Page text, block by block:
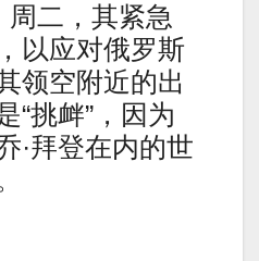
周二，其紧急
以应对俄罗斯
领空附近的出
“挑衅”，因为
·拜登在内的世